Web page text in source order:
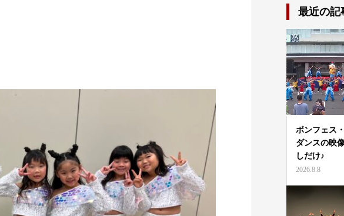
最近の記
ボンフェス
ダンスの映
しだけ♪
2026.8.8